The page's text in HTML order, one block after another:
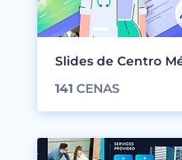
Slides de Centro
141 CENAS